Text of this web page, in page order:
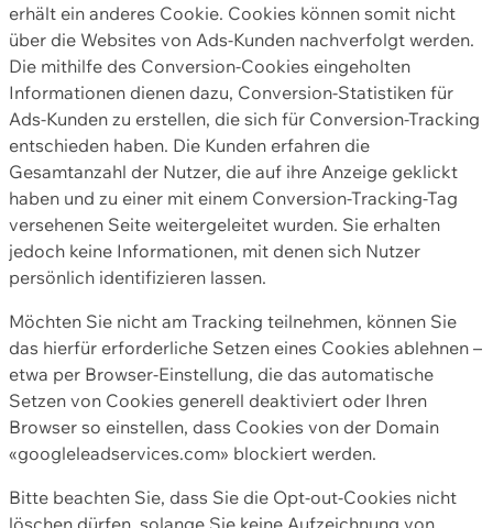
erhält ein anderes Cookie. Cookies können somit nicht
über die Websites von Ads-Kunden nachverfolgt werden.
Die mithilfe des Conversion-Cookies eingeholten
Informationen dienen dazu, Conversion-Statistiken für
Ads-Kunden zu erstellen, die sich für Conversion-Tracking
entschieden haben. Die Kunden erfahren die
Gesamtanzahl der Nutzer, die auf ihre Anzeige geklickt
haben und zu einer mit einem Conversion-Tracking-Tag
versehenen Seite weitergeleitet wurden. Sie erhalten
jedoch keine Informationen, mit denen sich Nutzer
persönlich identifizieren lassen.
Möchten Sie nicht am Tracking teilnehmen, können Sie
das hierfür erforderliche Setzen eines Cookies ablehnen –
etwa per Browser-Einstellung, die das automatische
Setzen von Cookies generell deaktiviert oder Ihren
Browser so einstellen, dass Cookies von der Domain
«googleleadservices.com» blockiert werden.
Bitte beachten Sie, dass Sie die Opt-out-Cookies nicht